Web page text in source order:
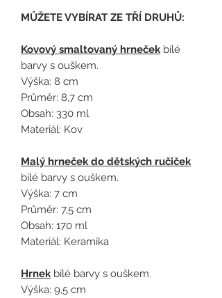
MŮŽETE VYBÍRAT ZE TŘÍ DRUHŮ:
Kovový smaltovaný hrnečekbílé
barvy s ouškem.
Výška: 8 cm
Průměr: 8,7 cm
Obsah: 330 ml
Materiál: Kov
Malý hrneček do dětských ručiček
bílé barvy s ouškem.
Výška: 7 cm
Průměr: 7,5 cm
Obsah: 170 ml
Materiál: Keramika
Hrnekbílé barvy s ouškem.
Výška: 9,5 cm